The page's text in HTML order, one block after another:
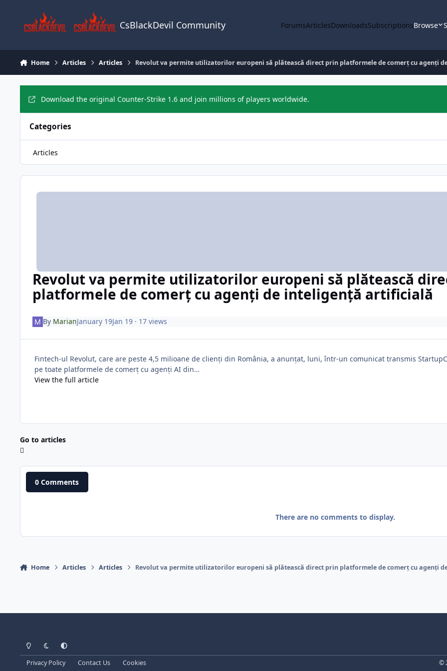
CsBlackDevil Community ForumsArticlesDownloadsSubscriptionsBrowse
Home Articles Articles Revolut va permite utilizatorilor europeni să plătească direct prin platformele de comerț cu agenți
Download the original Counter-Strike 1.6 and join millions of players worldwide.
Categories
Articles
Revolut va permite utilizatorilor europeni să plătească
platformele de comerț cu agenți de inteligență artificială
By MarianJanuary 19Jan 19· 17 views
Fintech-ul Revolut, care are peste 4,5 milioane de clienți din România, a anunțat, luni, într-un comunicat transmis
pe toate platformele de comerț cu agenți AI din…
View the full article
Go to articles
0 Comments
There are no comments to display.
Home Articles Articles Revolut va permite utilizatorilor europeni să plătească direct prin platformele de comerț cu agenți
Light ModeDark ModeSystem Preference
Privacy Policy Contact Us Cookies ©